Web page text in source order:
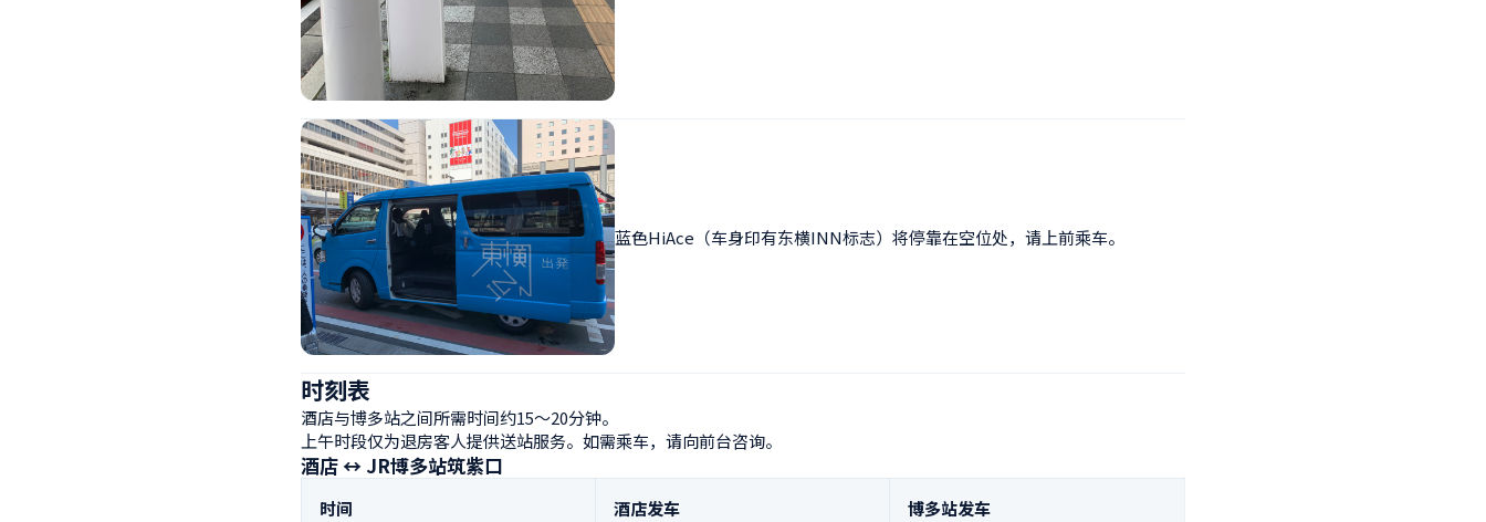
蓝色HiAce（车身印有东横INN标志）将停靠在空位处，请上前乘车。
时刻表
酒店与博多站之间所需时间约15～20分钟。
上午时段仅为退房客人提供送站服务。如需乘车，请向前台咨询。
酒店 ↔ JR博多站筑紫口
时间 酒店发车 博多站发车